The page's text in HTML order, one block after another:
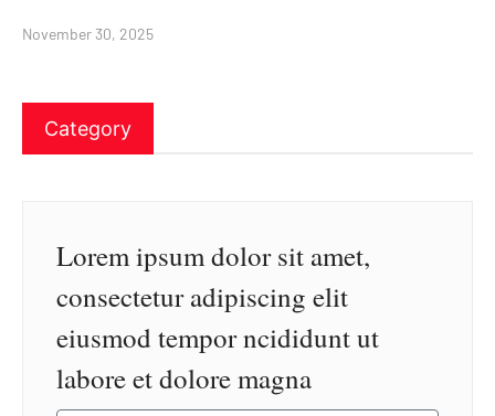
November 30, 2025
Category
Lorem ipsum dolor sit amet,
consectetur adipiscing elit
eiusmod tempor ncididunt ut
labore et dolore magna